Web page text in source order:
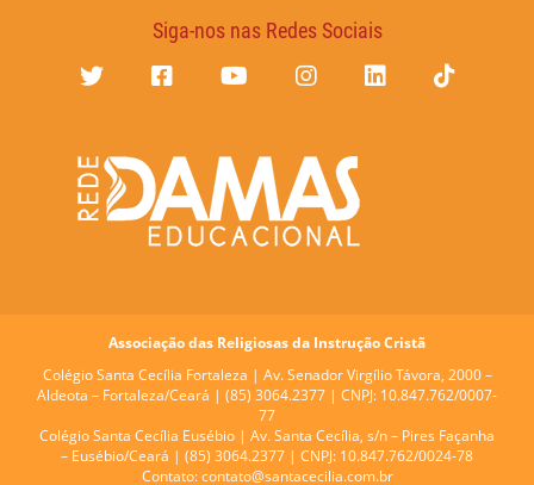
Siga-nos nas Redes Sociais
Associação das Religiosas da Instrução Cristã
Colégio Santa Cecília Fortaleza | Av. Senador Virgílio Távora, 2000 –
Aldeota – Fortaleza/Ceará | (85) 3064.2377 | CNPJ: 10.847.762/0007-
77
Colégio Santa Cecília Eusébio | Av. Santa Cecília, s/n – Pires Façanha
– Eusébio/Ceará | (85) 3064.2377 | CNPJ: 10.847.762/0024-78
Contato: contato@santacecilia.com.br